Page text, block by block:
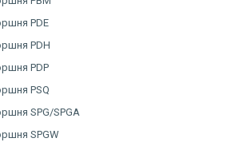
PDE
PDH
PDP
PSQ
SPG/SPGA
SPGW